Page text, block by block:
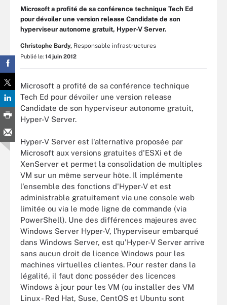
Microsoft a profité de sa conférence technique Tech Ed
pour dévoiler une version release Candidate de son
hyperviseur autonome gratuit, Hyper-V Server.
Christophe Bardy, Responsable infrastructures
Publié le: 14 juin 2012
Microsoft a profité de sa conférence technique
Tech Ed pour dévoiler une version release
Candidate de son hyperviseur autonome gratuit,
Hyper-V Server.
Hyper-V Server est l'alternative proposée par
Microsoft aux versions gratuites d'ESXi et de
XenServer et permet la consolidation de multiples
VM sur un même serveur hôte. Il implémente
l'ensemble des fonctions d'Hyper-V et est
administrable gratuitement via une console web
limitée ou via le mode ligne de commande (via
PowerShell). Une des différences majeures avec
Windows Server Hyper-V, l'hyperviseur embarqué
dans Windows Server, est qu'Hyper-V Server arrive
sans aucun droit de licence Windows pour les
machines virtuelles clientes. Pour rester dans la
légalité, il faut donc posséder des licences
Windows à jour pour les VM (ou installer des VM
Linux - Red Hat, Suse, CentOS et Ubuntu sont